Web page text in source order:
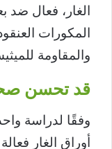
الغار، فعال ضد
المكورات
والمقاومة
قد تحسن
وفقًا لدراسة
أوراق الغار